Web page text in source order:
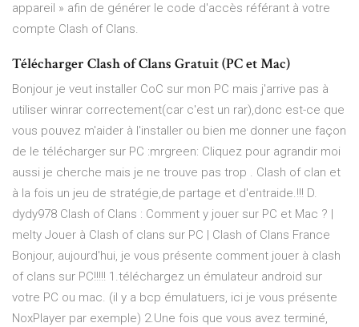
appareil » afin de générer le code d'accès référant à votre
compte Clash of Clans.
Télécharger Clash of Clans Gratuit (PC et Mac)
Bonjour je veut installer CoC sur mon PC mais j'arrive pas à
utiliser winrar correctement(car c'est un rar),donc est-ce que
vous pouvez m'aider à l'installer ou bien me donner une façon
de le télécharger sur PC :mrgreen: Cliquez pour agrandir moi
aussi je cherche mais je ne trouve pas trop . Clash of clan et
à la fois un jeu de stratégie,de partage et d'entraide.!!! D.
dydy978 Clash of Clans : Comment y jouer sur PC et Mac ? |
melty Jouer à Clash of clans sur PC | Clash of Clans France
Bonjour, aujourd'hui, je vous présente comment jouer à clash
of clans sur PC!!!!! 1.téléchargez un émulateur android sur
votre PC ou mac. (il y a bcp émulatuers, ici je vous présente
NoxPlayer par exemple) 2.Une fois que vous avez terminé,